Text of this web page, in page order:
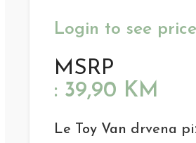
Login to see
MSRP
: 39,90 KM
Le Toy Van drvena